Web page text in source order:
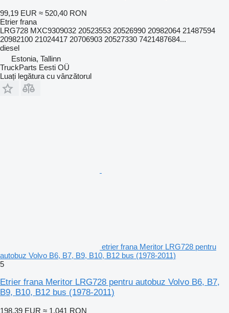
99,19 EUR ≈ 520,40 RON
Etrier frana
LRG728 MXC9309032 20523553 20526990 20982064 21487594
20982100 21024417 20706903 20527330 7421487684...
diesel
Estonia, Tallinn
TruckParts Eesti OÜ
Luați legătura cu vânzătorul
etrier frana Meritor LRG728 pentru
autobuz Volvo B6, B7, B9, B10, B12 bus (1978-2011)
5
Etrier frana Meritor LRG728 pentru autobuz Volvo B6, B7,
B9, B10, B12 bus (1978-2011)
198,39 EUR ≈ 1.041 RON